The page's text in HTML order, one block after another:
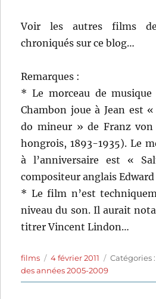
Voir les autres films
chroniqués sur ce blog…
Remarques :
* Le morceau de musique
Chambon joue à Jean est
do mineur » de Franz von
hongrois, 1893-1935). Le
à l’anniversaire est «
compositeur anglais
* Le film n’est
niveau du son. Il aurait
titrer Vincent Lindon…
Auteur
films
Publié
le
4 février 2011 Catégories
Catégories
des années 2005-2009